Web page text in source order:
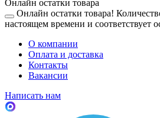
Онлайн остатки товара
Онлайн остатки товара!
настоящем времени и соответствует
О компании
Оплата и доставка
Контакты
Вакансии
Написать нам